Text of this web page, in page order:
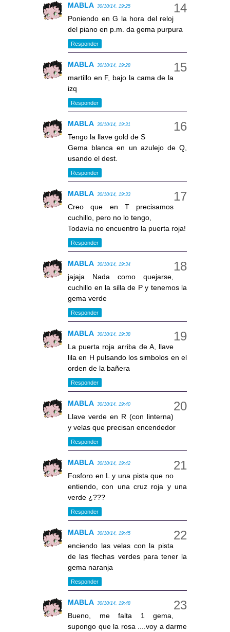
MABLA 30/10/14, 19:25
Poniendo en G la hora del reloj
del piano en p.m. da gema purpura
Responder
MABLA 30/10/14, 19:28
martillo en F, bajo la cama de la
izq
Responder
MABLA 30/10/14, 19:31
Tengo la llave gold de S
Gema blanca en un azulejo de Q,
usando el dest.
Responder
MABLA 30/10/14, 19:33
Creo que en T precisamos
cuchillo, pero no lo tengo,
Todavía no encuentro la puerta roja!
Responder
MABLA 30/10/14, 19:34
jajaja Nada como quejarse,
cuchillo en la silla de P y tenemos la
gema verde
Responder
MABLA 30/10/14, 19:38
La puerta roja arriba de A, llave
lila en H pulsando los simbolos en el
orden de la bañera
Responder
MABLA 30/10/14, 19:40
Llave verde en R (con linterna)
y velas que precisan encendedor
Responder
MABLA 30/10/14, 19:42
Fosforo en L y una pista que no
entiendo, con una cruz roja y una
verde ¿???
Responder
MABLA 30/10/14, 19:45
enciendo las velas con la pista
de las flechas verdes para tener la
gema naranja
Responder
MABLA 30/10/14, 19:48
Bueno, me falta 1 gema,
supongo que la rosa ....voy a darme